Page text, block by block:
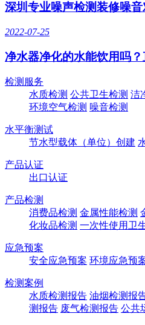
深圳专业噪声检测装修噪
2022-07-25
净水器净化的水能饮用吗？
检测服务
水质检测 公共卫生检测 洁
环境空气检测 噪音检测
水平衡测试
节水型载体（单位）创建
产品认证
出口认证
产品检测
消费品检测 金属性能检测
化妆品检测 一次性使用卫
应急预案
安全应急预案 环境应急预
检测案例
水质检测报告 油烟检测报
测报告 废气检测报告 公共